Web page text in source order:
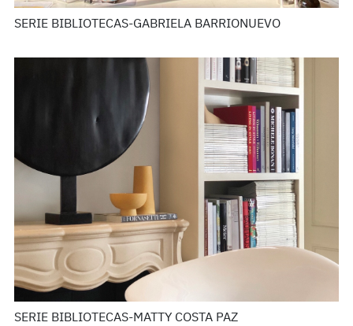
SERIE BIBLIOTECAS-GABRIELA BARRIONUEVO
SERIE BIBLIOTECAS-MATTY COSTA PAZ